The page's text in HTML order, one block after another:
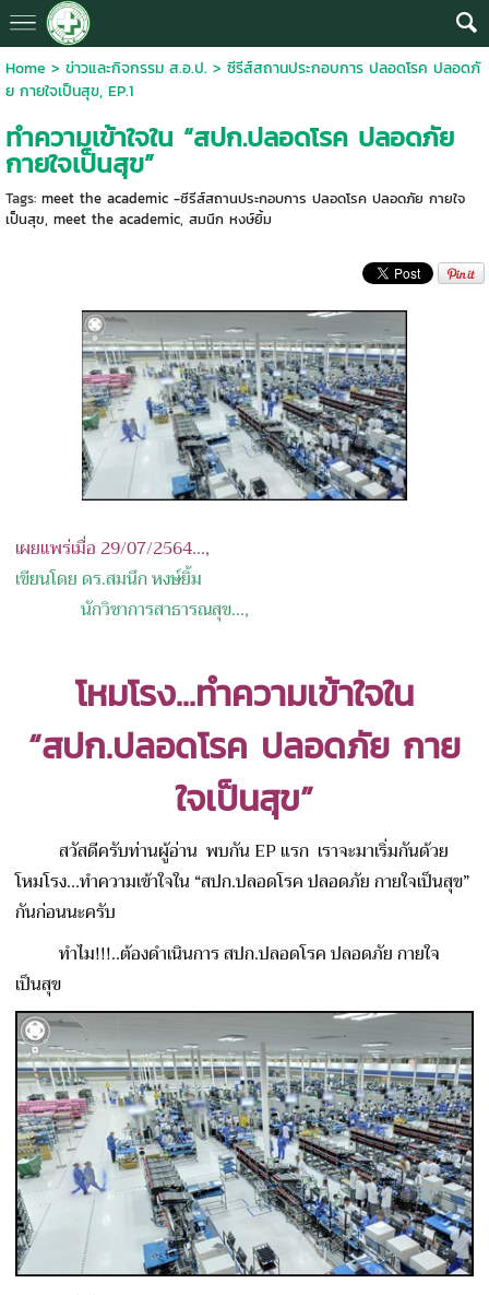
Home > ข่าวและกิจกรรม ส.อ.ป. > ซีรีส์สถานประกอบการ ปลอดโรค ปลอดภั
ย กายใจเป็นสุข, EP.1
ทำความเข้าใจใน “สปก.ปลอดโรค ปลอดภัย
กายใจเป็นสุข”
Tags: meet the academic -ซีรีส์สถานประกอบการ ปลอดโรค ปลอดภัย กายใจ
เป็นสุข, meet the academic, สมนึก หงษ์ยิ้ม
เผยแพร่เมื่อ 29/07/2564...,
เขียนโดย ดร.สมนึก หงษ์ยิ้ม
นักวิชาการสาธารณสุข...,
โหมโรง...ทำความเข้าใจใน
“สปก.ปลอดโรค ปลอดภัย กาย
ใจเป็นสุข”
สวัสดีครับท่านผู้อ่าน พบกัน EP แรก เราจะมาเริ่มกันด้วย
โหมโรง...ทำความเข้าใจใน “สปก.ปลอดโรค ปลอดภัย กายใจเป็นสุข”
กันก่อนนะครับ
ทำไม!!!..ต้องดำเนินการ สปก.ปลอดโรค ปลอดภัย กายใจ
เป็นสุข